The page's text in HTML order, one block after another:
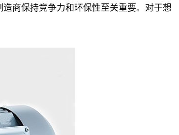
商保持竞争力和环保性至关重要。对于想